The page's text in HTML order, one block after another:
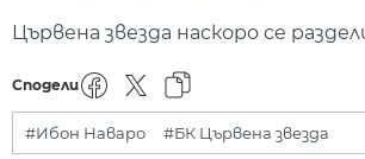
Цървена звезда наскоро се
Сподели
#Ибон Наваро #БК Цървена звезда